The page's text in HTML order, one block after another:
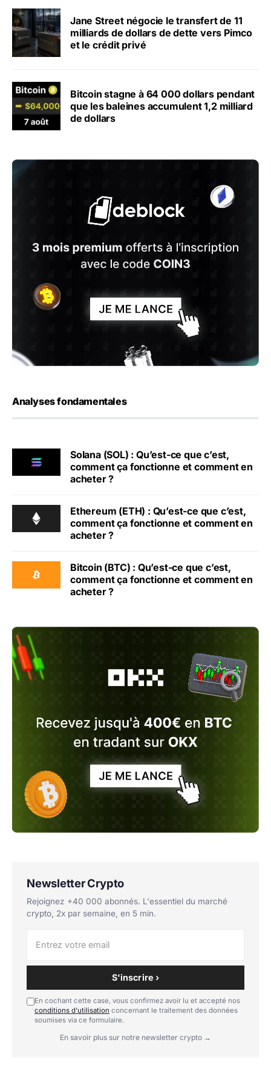
Jane Street négocie le transfert de 11
milliards de dollars de dette vers Pimco
et le crédit privé
Bitcoin stagne à 64 000 dollars pendant
que les baleines accumulent 1,2 milliard
de dollars
Analyses fondamentales
Solana (SOL) : Qu’est-ce que c’est,
comment ça fonctionne et comment en
acheter ?
Ethereum (ETH) : Qu’est-ce que c’est,
comment ça fonctionne et comment en
acheter ?
Bitcoin (BTC) : Qu’est-ce que c’est,
comment ça fonctionne et comment en
acheter ?
Newsletter Crypto
Rejoignez +40 000 abonnés. L'essentiel du marché
crypto, 2x par semaine, en 5 min.
S'inscrire ›
En cochant cette case, vous confirmez avoir lu et accepté nos
conditions d'utilisation concernant le traitement des données
soumises via ce formulaire.
En savoir plus sur notre newsletter crypto →